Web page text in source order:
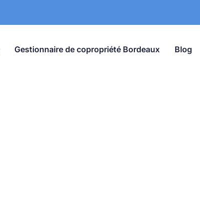
Gestionnaire de copropriété Bordeaux Blog